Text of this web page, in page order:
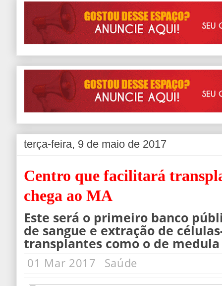
terça-feira, 9 de maio de 2017
Centro que facilitará
chega ao MA
Este será o primeiro banco
de sangue e extração de
transplantes como o de medula
01 Mar 2017 Saúde